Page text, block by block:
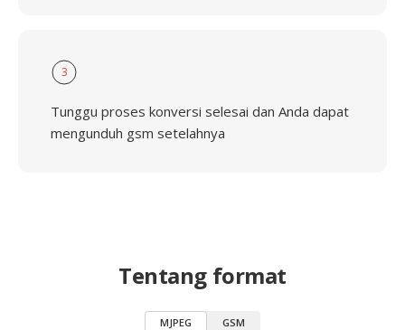
3
Tunggu proses konversi selesai dan Anda dapat
mengunduh gsm setelahnya
Tentang format
MJPEG GSM